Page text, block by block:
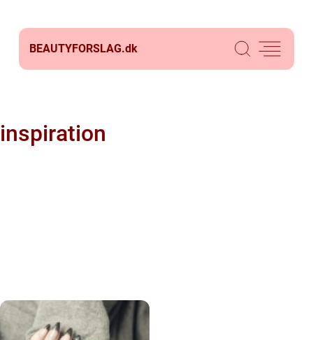
BEAUTYFORSLAG.dk
inspiration